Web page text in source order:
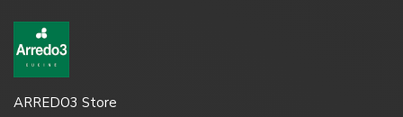
ARREDO3 Store